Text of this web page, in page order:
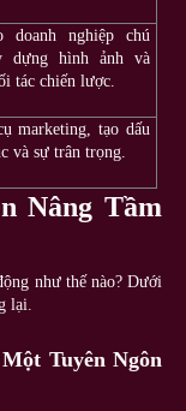
doanh nghiệp chú
dựng hình ảnh và
tác chiến lược.
marketing, tạo dấu
và sự trân trọng.
Nâng Tầm
như thế nào? Dưới
lại.
Tuyên Ngôn